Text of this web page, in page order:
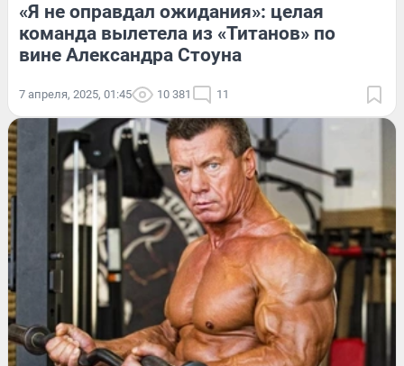
«Я не оправдал ожидания»: целая
команда вылетела из «Титанов» по
вине Александра Стоуна
7 апреля, 2025, 01:45 10 381 11